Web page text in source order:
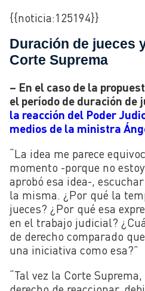
{{noticia:125194}}
Duración de jueces
Corte Suprema
– En el caso de la
el período de duración de
la reacción del Poder
medios de la ministra
“La idea me parece
momento -porque no
aprobó esa idea-,
la misma. ¿Por qué la
jueces? ¿Por qué esa
en el trabajo judicial?
de derecho comparado
una iniciativa como esa?”
“Tal vez la Corte